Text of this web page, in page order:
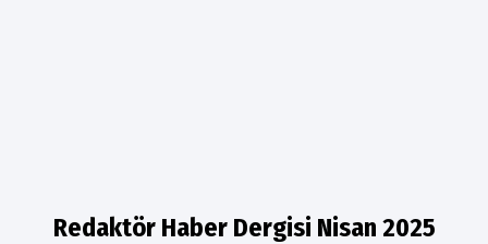
Redaktör Haber Dergisi Nisan 2025